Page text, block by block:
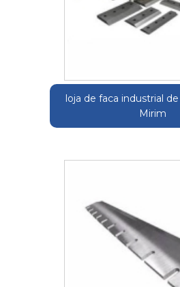
loja de faca industrial
Mirim